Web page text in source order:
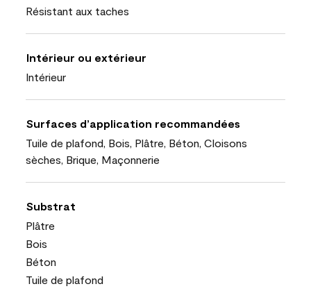
Résistant aux taches
Intérieur ou extérieur
Intérieur
Surfaces d’application recommandées
Tuile de plafond, Bois, Plâtre, Béton, Cloisons
sèches, Brique, Maçonnerie
Substrat
Plâtre
Bois
Béton
Tuile de plafond